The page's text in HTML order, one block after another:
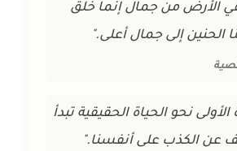
الأرض من جمال إنما خُلق
الحنين إلى جمال أعلى."
نحو الحياة الحقيقية تبدأ
عن الكذب على أنفسنا."